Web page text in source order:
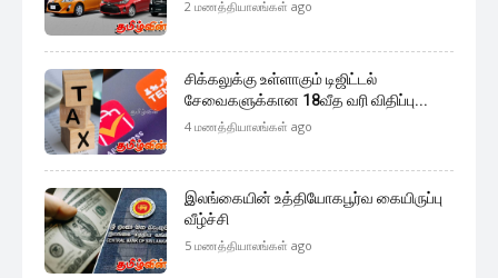
2 மணத்தியாலங்கள் ago
சிக்கலுக்கு உள்ளாகும் டிஜிட்டல்
சேவைகளுக்கான 18வீத வரி விதிப்பு...
4 மணத்தியாலங்கள் ago
இலங்கையின் உத்தியோகபூர்வ கையிருப்பு
வீழ்ச்சி
5 மணத்தியாலங்கள் ago